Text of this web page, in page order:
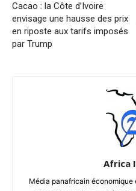
Cacao : la Côte d’Ivoire
envisage une hausse des prix
en riposte aux tarifs imposés
par Trump
Africa
Média panafricain